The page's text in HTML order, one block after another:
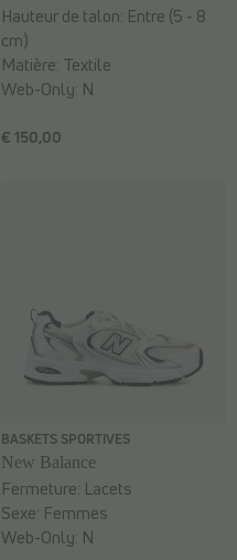
€ 150,00
Hauteur de talon: Entre (5 - 8
cm)
Matière: Textile
Web-Only: N
BASKETS SPORTIVES
New Balance
Fermeture: Lacets
Sexe: Femmes
Web-Only: N